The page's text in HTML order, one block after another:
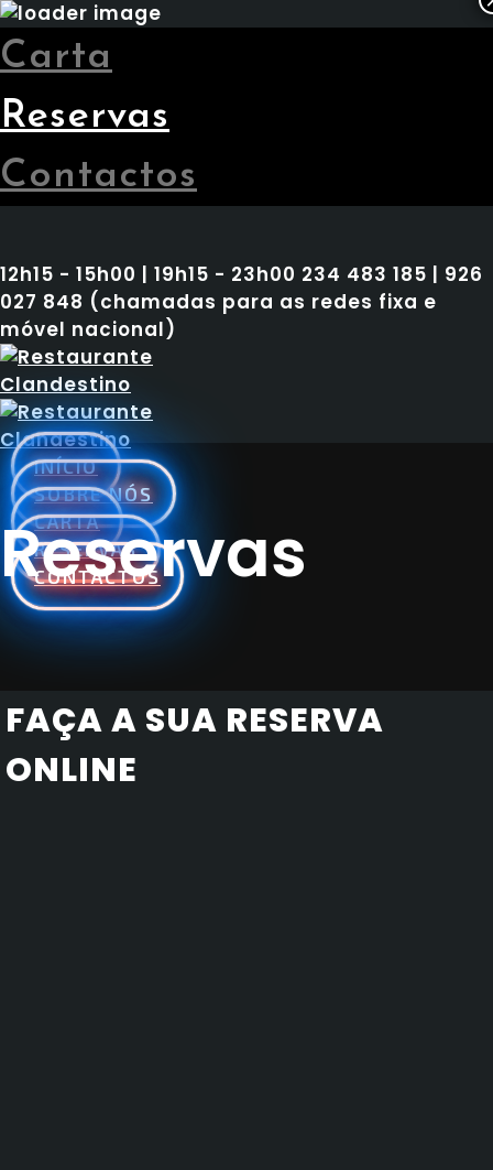
Carta
Reservas
Contactos
12h15 - 15h00 | 19h15 - 23h00 234 483 185 | 926
027 848 (chamadas para as redes fixa e
móvel nacional)
INÍCIO
SOBRE NÓS
CARTA
RESERVAS
CONTACTOS
Reservas
FAÇA A SUA RESERVA
ONLINE